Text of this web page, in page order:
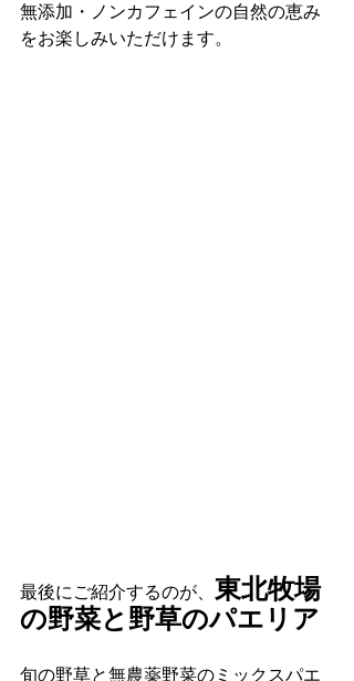
無添加・ノンカフェインの自然の恵み
をお楽しみいただけます。
最後にご紹介するのが、 東北牧場
の野菜と野草のパエリア
旬の野草と無農薬野菜のミックスパエ